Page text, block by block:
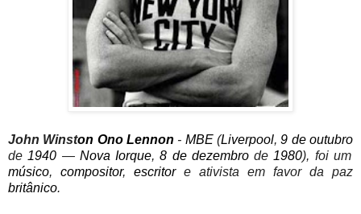
John Winston Ono Lennon - MBE(Liverpool,9 de outubro
de 1940 — Nova Iorque,8 de dezembrode 1980), foi um
músico, compositor, escritore ativista em favor da paz
britânico.